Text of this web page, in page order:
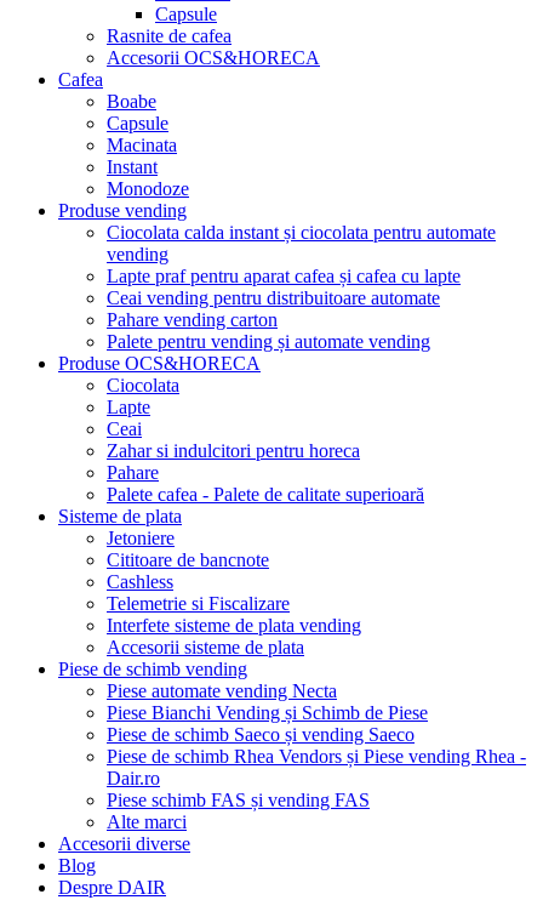
Capsule
Rasnite de cafea
Accesorii OCS&HORECA
Cafea
Boabe
Capsule
Macinata
Instant
Monodoze
Produse vending
Ciocolata calda instant și ciocolata pentru automate
vending
Lapte praf pentru aparat cafea și cafea cu lapte
Ceai vending pentru distribuitoare automate
Pahare vending carton
Palete pentru vending și automate vending
Produse OCS&HORECA
Ciocolata
Lapte
Ceai
Zahar si indulcitori pentru horeca
Pahare
Palete cafea - Palete de calitate superioară
Sisteme de plata
Jetoniere
Cititoare de bancnote
Cashless
Telemetrie si Fiscalizare
Interfete sisteme de plata vending
Accesorii sisteme de plata
Piese de schimb vending
Piese automate vending Necta
Piese Bianchi Vending și Schimb de Piese
Piese de schimb Saeco și vending Saeco
Piese de schimb Rhea Vendors și Piese vending Rhea -
Dair.ro
Piese schimb FAS și vending FAS
Alte marci
Accesorii diverse
Blog
Despre DAIR